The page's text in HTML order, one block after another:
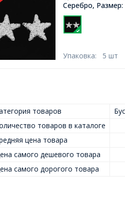
Серебро,
Упаковка: 5 шт
товаров
товаров в каталоге
цена товара
самого дешевого товара
самого дорогого товара